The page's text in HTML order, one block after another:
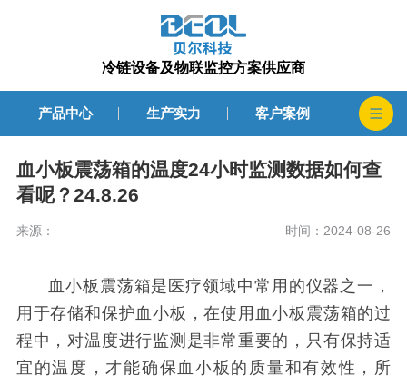
冷链设备及物联监控方案供应商
产品中心 生产实力 客户案例
血小板震荡箱的温度24小时监测数据如何查
看呢？24.8.26
来源： 时间：2024-08-26
血小板震荡箱是医疗领域中常用的仪器之一，
用于存储和保护血小板，在使用血小板震荡箱的过
程中，对温度进行监测是非常重要的，只有保持适
宜的温度，才能确保血小板的质量和有效性，所